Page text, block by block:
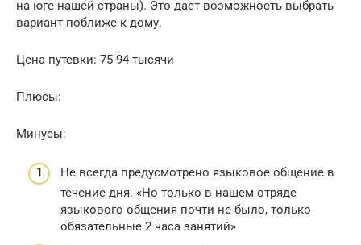
на юге нашей страны). Это дает возможность выбрать
вариант поближе к дому.
Цена путевки: 75-94 тысячи
Плюсы:
Минусы:
Не всегда предусмотрено языковое общение в
течение дня. «Но только в нашем отряде
языкового общения почти не было, только
обязательные 2 часа занятий»